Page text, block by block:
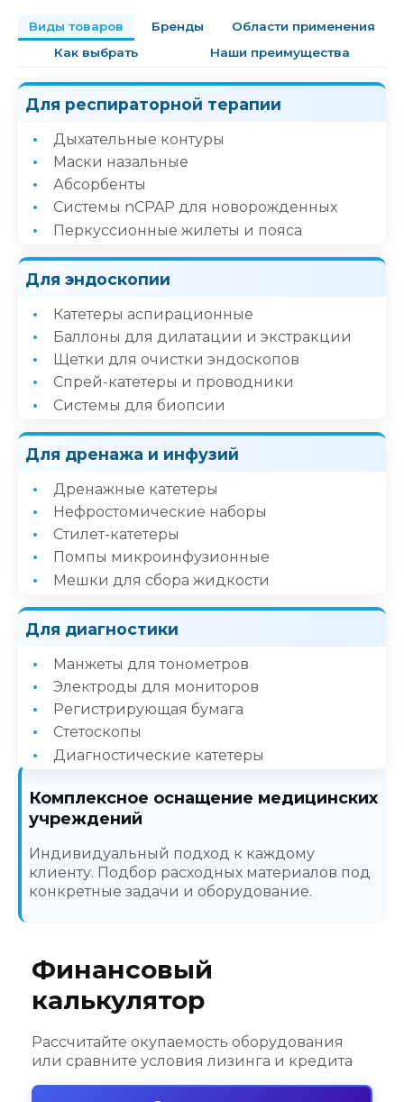
Виды товаров Бренды
Области применения
Как выбрать
Наши преимущества
Для респираторной терапии
Дыхательные контуры
Маски назальные
Абсорбенты
Системы nCPAP для новорожденных
Перкуссионные жилеты и пояса
Для эндоскопии
Катетеры аспирационные
Баллоны для дилатации и экстракции
Щетки для очистки эндоскопов
Спрей-катетеры и проводники
Системы для биопсии
Для дренажа и инфузий
Дренажные катетеры
Нефростомические наборы
Стилет-катетеры
Помпы микроинфузионные
Мешки для сбора жидкости
Для диагностики
Манжеты для тонометров
Электроды для мониторов
Регистрирующая бумага
Стетоскопы
Диагностические катетеры
Комплексное оснащение медицинских
учреждений
Индивидуальный подход к каждому
клиенту. Подбор расходных материалов под
конкретные задачи и оборудование.
Финансовый
калькулятор
Рассчитайте окупаемость оборудования
или сравните условия лизинга и кредита